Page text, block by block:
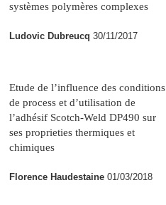
systèmes polymères complexes
Ludovic Dubreucq 30/11/2017
Etude de l’influence des conditions
de process et d’utilisation de
l’adhésif Scotch-Weld DP490 sur
ses proprieties thermiques et
chimiques
Florence Haudestaine 01/03/2018